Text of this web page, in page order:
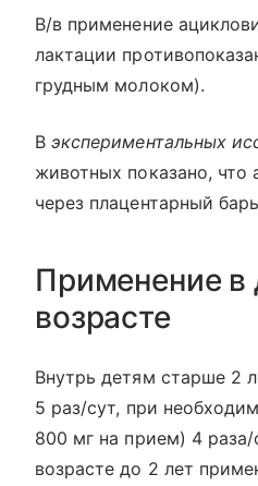
В/в применение
лактации
грудным молоком).
Вэкспериментальных
животных показано, что
через плацентарный
Применение в
возрасте
Внутрь детям старше 2
5 раз/сут, при
800 мг на прием) 4 раза/
возрасте до 2 лет